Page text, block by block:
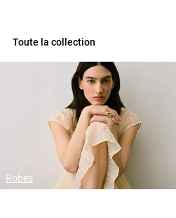
Toute la collection
Robes